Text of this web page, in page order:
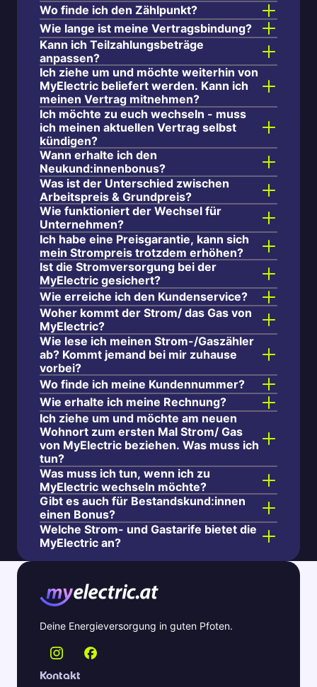
Wo finde ich den Zählpunkt?
Wie lange ist meine Vertragsbindung?
Kann ich Teilzahlungsbeträge
anpassen?
Ich ziehe um und möchte weiterhin von
MyElectric beliefert werden. Kann ich
meinen Vertrag mitnehmen?
Ich möchte zu euch wechseln - muss
ich meinen aktuellen Vertrag selbst
kündigen?
Wann erhalte ich den
Neukund:innenbonus?
Was ist der Unterschied zwischen
Arbeitspreis & Grundpreis?
Wie funktioniert der Wechsel für
Unternehmen?
Ich habe eine Preisgarantie, kann sich
mein Strompreis trotzdem erhöhen?
Ist die Stromversorgung bei der
MyElectric gesichert?
Wie erreiche ich den Kundenservice?
Woher kommt der Strom/ das Gas von
MyElectric?
Wie lese ich meinen Strom-/Gaszähler
ab? Kommt jemand bei mir zuhause
vorbei?
Wo finde ich meine Kundennummer?
Wie erhalte ich meine Rechnung?
Ich ziehe um und möchte am neuen
Wohnort zum ersten Mal Strom/ Gas
von MyElectric beziehen. Was muss ich
tun?
Was muss ich tun, wenn ich zu
MyElectric wechseln möchte?
Gibt es auch für Bestandskund:innen
einen Bonus?
Welche Strom- und Gastarife bietet die
MyElectric an?
Deine Energieversorgung in guten Pfoten.
Kontakt